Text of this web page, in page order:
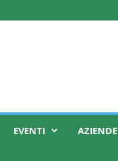
EVENTI AZIENDE